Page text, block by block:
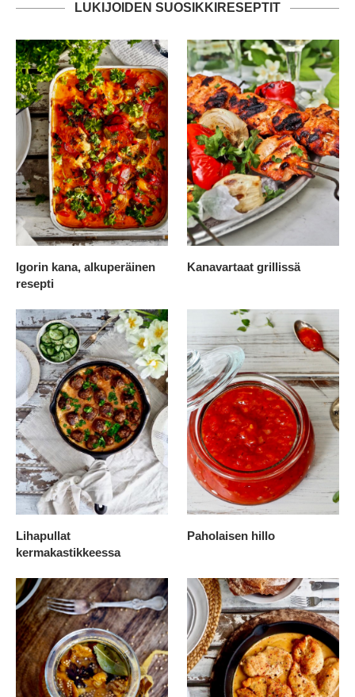
LUKIJOIDEN SUOSIKKIRESEPTIT
Igorin kana, alkuperäinen
resepti
Kanavartaat grillissä
Lihapullat
kermakastikkeessa
Paholaisen hillo